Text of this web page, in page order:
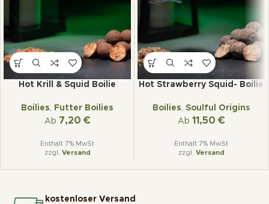
Hot Krill & Squid Boilie
Boilies, Futter Boilies
Ab 7,20 €
Enthält 7% MwSt
zzgl. Versand
Hot Strawberry Squid- Boilie
Boilies, Soulful Origins
Ab 11,50 €
Enthält 7% MwSt
zzgl. Versand
kostenloser Versand